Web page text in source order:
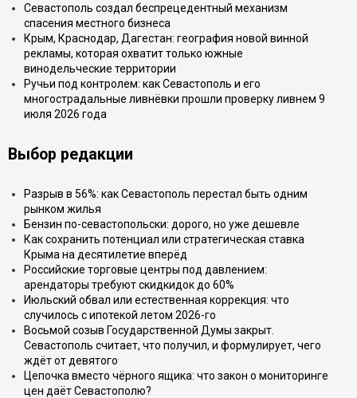
Севастополь создал беспрецедентный механизм
спасения местного бизнеса
Крым, Краснодар, Дагестан: география новой винной
рекламы, которая охватит только южные
винодельческие территории
Ручьи под контролем: как Севастополь и его
многострадальные ливнёвки прошли проверку ливнем 9
июля 2026 года
Выбор редакции
Разрыв в 56%: как Севастополь перестал быть одним
рынком жилья
Бензин по-севастопольски: дорого, но уже дешевле
Как сохранить потенциал или стратегическая ставка
Крыма на десятилетие вперёд
Российские торговые центры под давлением:
арендаторы требуют скидкидок до 60%
Июльский обвал или естественная коррекция: что
случилось с ипотекой летом 2026-го
Восьмой созыв Государственной Думы закрыт.
Севастополь считает, что получил, и формулирует, чего
ждёт от девятого
Цепочка вместо чёрного ящика: что закон о мониторинге
цен даёт Севастополю?